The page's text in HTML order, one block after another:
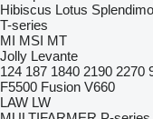
Hibiscus Lotus Splendimo
T-series
MI MSI MT
Jolly Levante
124 187 1840 2190 2270
F5500 Fusion V660
LAW LW